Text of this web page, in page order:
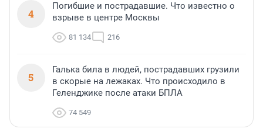
4
Погибшие и пострадавшие. Что известно о
взрыве в центре Москвы
81 134 216
5
Галька била в людей, пострадавших грузили
в скорые на лежаках. Что происходило в
Геленджике после атаки БПЛА
74 549